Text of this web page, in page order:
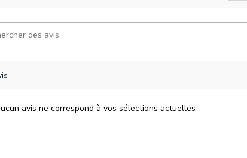
avis ne correspond à vos sélections actuelles